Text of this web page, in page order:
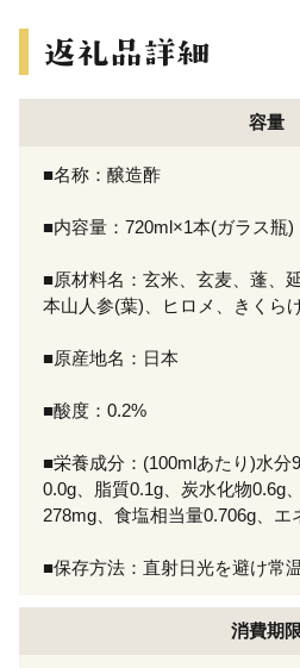
容量
■名称：醸造酢
■内容量：720ml×1本(ガラス瓶)
■原材料名：玄米、玄麦、蓬、
本山人参(葉)、ヒロメ、きくら
■原産地名：日本
■酸度：0.2%
■栄養成分：(100mlあたり)水分
0.0g、脂質0.1g、炭水化物0.6g
278mg、食塩相当量0.706g、
■保存方法：直射日光を避け常
消費期限